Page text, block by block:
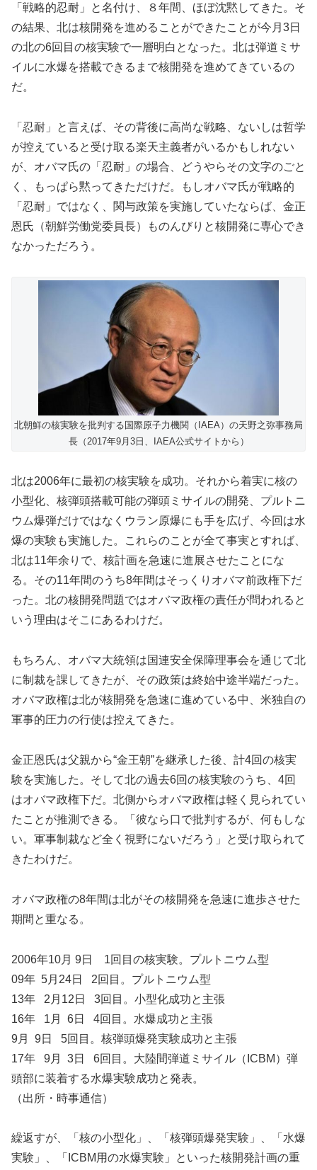
「戦略的忍耐」と名付け、８年間、ほぼ沈黙してきた。そ
の結果、北は核開発を進めることができたことが今月3日
の北の6回目の核実験で一層明白となった。北は弾道ミサ
イルに水爆を搭載できるまで核開発を進めてきているの
だ。
「忍耐」と言えば、その背後に高尚な戦略、ないしは哲学
が控えていると受け取る楽天主義者がいるかもしれない
が、オバマ氏の「忍耐」の場合、どうやらその文字のごと
く、もっぱら黙ってきただけだ。もしオバマ氏が戦略的
「忍耐」ではなく、関与政策を実施していたならば、金正
恩氏（朝鮮労働党委員長）ものんびりと核開発に専心でき
なかっただろう。
北朝鮮の核実験を批判する国際原子力機関（IAEA）の天野之弥事務局
長（2017年9月3日、IAEA公式サイトから）
北は2006年に最初の核実験を成功。それから着実に核の
小型化、核弾頭搭載可能の弾頭ミサイルの開発、プルトニ
ウム爆弾だけではなくウラン原爆にも手を広げ、今回は水
爆の実験も実施した。これらのことが全て事実とすれば、
北は11年余りで、核計画を急速に進展させたことにな
る。その11年間のうち8年間はそっくりオバマ前政権下だ
った。北の核開発問題ではオバマ政権の責任が問われると
いう理由はそこにあるわけだ。
もちろん、オバマ大統領は国連安全保障理事会を通じて北
に制裁を課してきたが、その政策は終始中途半端だった。
オバマ政権は北が核開発を急速に進めている中、米独自の
軍事的圧力の行使は控えてきた。
金正恩氏は父親から“金王朝”を継承した後、計4回の核実
験を実施した。そして北の過去6回の核実験のうち、4回
はオバマ政権下だ。北側からオバマ政権は軽く見られてい
たことが推測できる。「彼なら口で批判するが、何もしな
い。軍事制裁など全く視野にないだろう」と受け取られて
きたわけだ。
オバマ政権の8年間は北がその核開発を急速に進歩させた
期間と重なる。
2006年10月 9日 1回目の核実験。プルトニウム型
09年 5月24日 2回目。プルトニウム型
13年 2月12日 3回目。小型化成功と主張
16年 1月 6日 4回目。水爆成功と主張
9月 9日 5回目。核弾頭爆発実験成功と主張
17年 9月 3日 6回目。大陸間弾道ミサイル（ICBM）弾
頭部に装着する水爆実験成功と発表。
（出所・時事通信）
繰返すが、「核の小型化」、「核弾頭爆発実験」、「水爆
実験」、「ICBM用の水爆実験」といった核開発計画の重